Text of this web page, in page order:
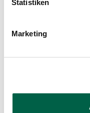
Statistiken
Marketing
13.00 –